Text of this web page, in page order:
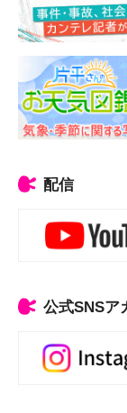
配信
公式SNSア